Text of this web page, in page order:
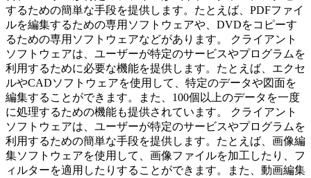
するための簡単な手段を提供します。たとえば、PDFファイ
ルを編集するための専用ソフトウェアや、DVDをコピーす
るための専用ソフトウェアなどがあります。 クライアント
ソフトウェアは、ユーザーが特定のサービスやプログラムを
利用するために必要な機能を提供します。たとえば、エクセ
ルやCADソフトウェアを使用して、特定のデータや図面を
編集することができます。また、100個以上のデータを一度
に処理するための機能も提供されています。 クライアント
ソフトウェアは、ユーザーが特定のサービスやプログラムを
利用するための簡単な手段を提供します。たとえば、画像編
集ソフトウェアを使用して、画像ファイルを加工したり、フ
ィルターを適用したりすることができます。また、動画編集